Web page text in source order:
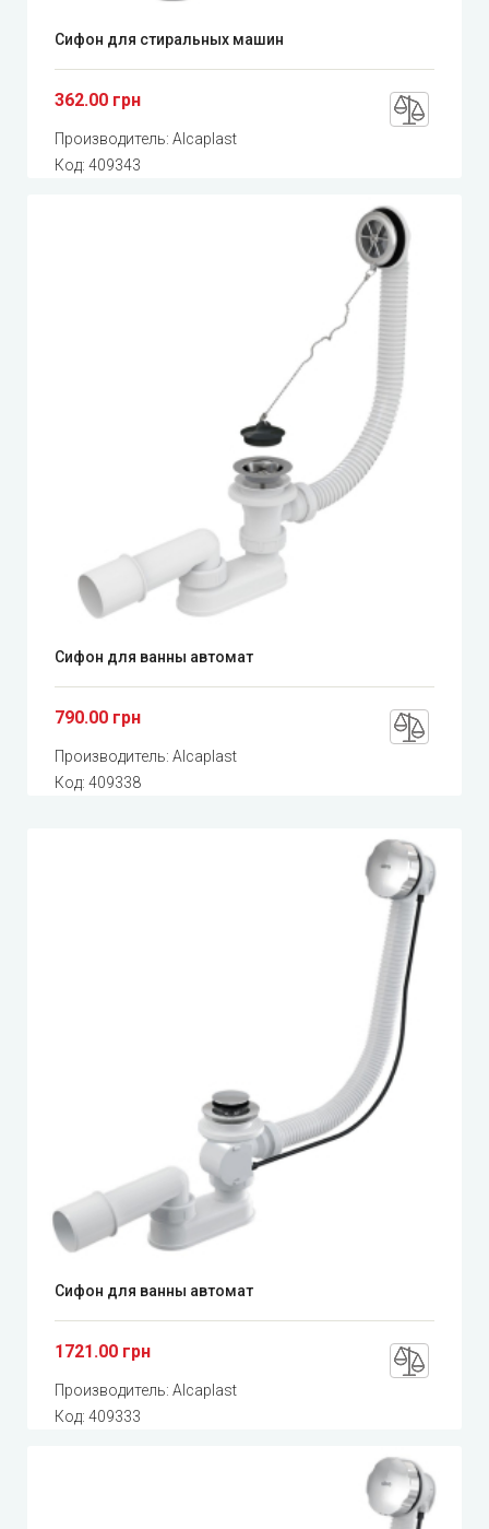
Сифон для стиральных машин
362.00 грн
Производитель: Alcaplast
Код: 409343
Сифон для ванны автомат
790.00 грн
Производитель: Alcaplast
Код: 409338
Сифон для ванны автомат
1721.00 грн
Производитель: Alcaplast
Код: 409333